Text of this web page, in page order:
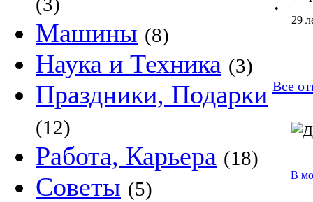
Машины (8)
Наука и Техника (3)
Праздники, Подарки
(12)
Работа, Карьера (18)
Советы (5)
•
29
Все
В